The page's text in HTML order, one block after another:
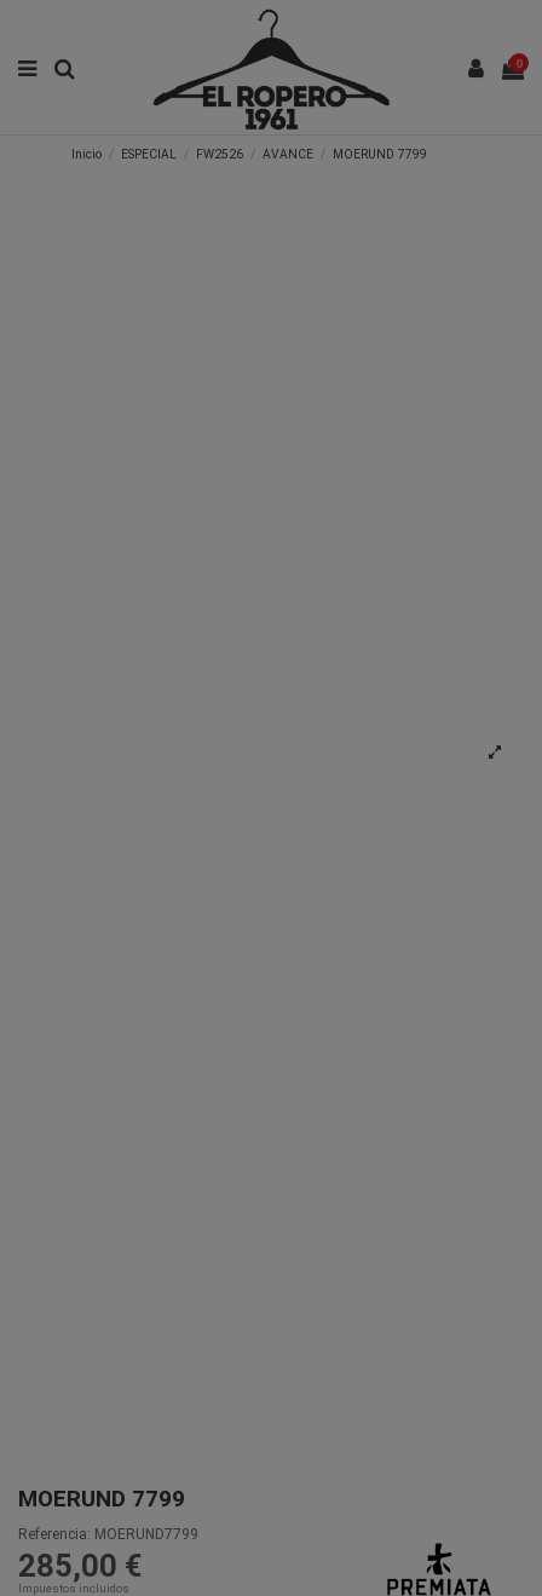
0
Inicio ESPECIAL FW2526 AVANCE MOERUND 7799
MOERUND 7799
Referencia: MOERUND7799
285,00 €
Impuestos incluidos